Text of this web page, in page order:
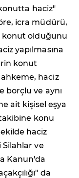
haciz"
icra müdürü,
konut olduğunu
yapılmasına
konut
haciz
borçlu ve aynı
ait kişisel eşya
konu
haciz
Silahlar ve
Kanun'da
da